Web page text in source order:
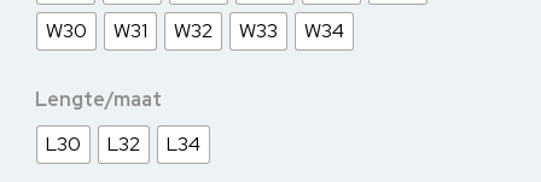
W30
W31 W32 W33 W34
Lengte/maat
L30
L32 L34